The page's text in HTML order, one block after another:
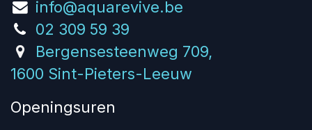
info@aquarevive.be
02 309 59 39
Bergensesteenweg 709,
1600 Sint-Pieters-Leeuw
Openingsuren